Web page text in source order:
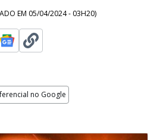
EM 05/04/2024 - 03H20)
no Google